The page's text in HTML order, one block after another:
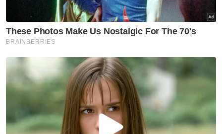
Menurutnya, kesalahan seksual yang
dilakukan amat serius kerana menjejaskan
maruah serta keselamatan mangsa.
"Kes ini melibatkan lima mangsa yang